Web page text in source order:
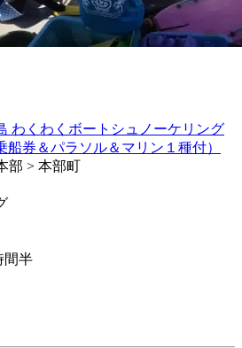
わくわくボートシュノーケリング
船券＆パラソル＆マリン１種付）
部 > 本部町
間半